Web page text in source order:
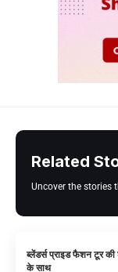
Related
Uncover the stories
ब्लेंडर्स प्राइड फैशन टूर
के साथ